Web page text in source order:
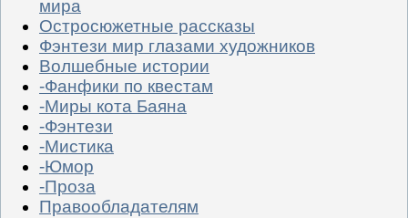
мира
Остросюжетные рассказы
Фэнтези мир глазами художников
Волшебные истории
-Фанфики по квестам
-Миры кота Баяна
-Фэнтези
-Мистика
-Юмор
-Проза
Правообладателям